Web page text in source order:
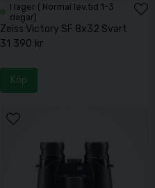
I lager ( Normal lev.tid 1-3
dagar)
Zeiss Victory SF 8x32 Svart
31 390 kr
Köp